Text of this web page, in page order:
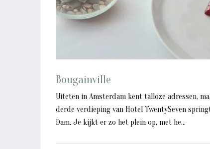
Bougainville
Uiteten in Amsterdam kent talloze adressen,
derde verdieping van Hotel TwentySeven
Dam. Je kijkt er zo het plein op, met he...